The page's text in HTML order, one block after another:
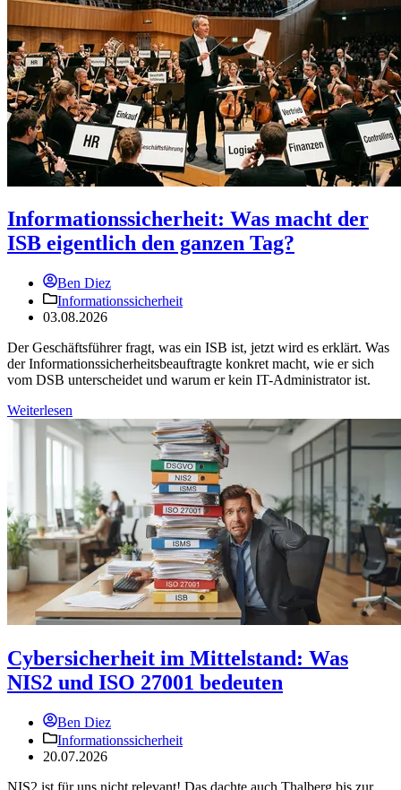
Informationssicherheit: Was macht der
ISB eigentlich den ganzen Tag?
Ben Diez
Informationssicherheit
03.08.2026
Der Geschäftsführer fragt, was ein ISB ist, jetzt wird es erklärt. Was
der Informationssicherheitsbeauftragte konkret macht, wie er sich
vom DSB unterscheidet und warum er kein IT-Administrator ist.
Weiterlesen
Cybersicherheit im Mittelstand: Was
NIS2 und ISO 27001 bedeuten
Ben Diez
Informationssicherheit
20.07.2026